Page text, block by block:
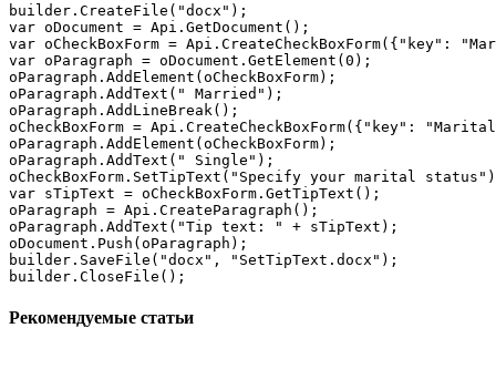
builder.CreateFile("docx");
var oDocument = Api.GetDocument();
var oCheckBoxForm =
var oParagraph = oDocument.GetElement(0);
oParagraph.AddElement(oCheckBoxForm);
oParagraph.AddText(" Married");
oParagraph.AddLineBreak();
oCheckBoxForm =
oParagraph.AddElement(oCheckBoxForm);
oParagraph.AddText(" Single");
oCheckBoxForm.SetTipText("Specify your marital
var sTipText = oCheckBoxForm.GetTipText();
oParagraph = Api.CreateParagraph();
oParagraph.AddText("Tip text: " + sTipText);
oDocument.Push(oParagraph);
builder.SaveFile("docx", "SetTipText.docx");
builder.CloseFile();
Рекомендуемые статьи